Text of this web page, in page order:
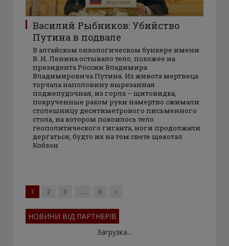
Василий Рыбников: Убийство
Путина в подвале
В алтайском онкологическом бункере имени
В. И. Ленина остывало тело, похожее на
президента России Владимира
Владимировича Путина. Из живота мертвеца
торчала наполовину вырезанная
поджелудочная, из горла – щитовидка,
покрученные раком руки намертво сжимали
столешницу десятиметрового письменного
стола, на котором покоилось тело
геополитического гиганта, ноги продолжали
дергаться, будто их на том свете щекотал
Кобзон
1 2 3 … 6 Next
НОВИНИ ВІД ПАРТНЕРІВ
Загрузка...